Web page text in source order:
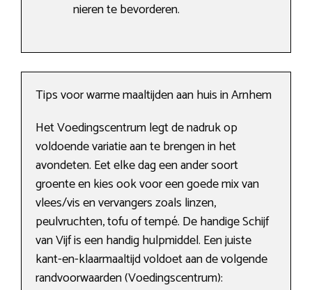
nieren te bevorderen.
Tips voor warme maaltijden aan huis in Arnhem
Het Voedingscentrum legt de nadruk op
voldoende variatie aan te brengen in het
avondeten. Eet elke dag een ander soort
groente en kies ook voor een goede mix van
vlees/vis en vervangers zoals linzen,
peulvruchten, tofu of tempé. De handige Schijf
van Vijf is een handig hulpmiddel. Een juiste
kant-en-klaarmaaltijd voldoet aan de volgende
randvoorwaarden (Voedingscentrum):